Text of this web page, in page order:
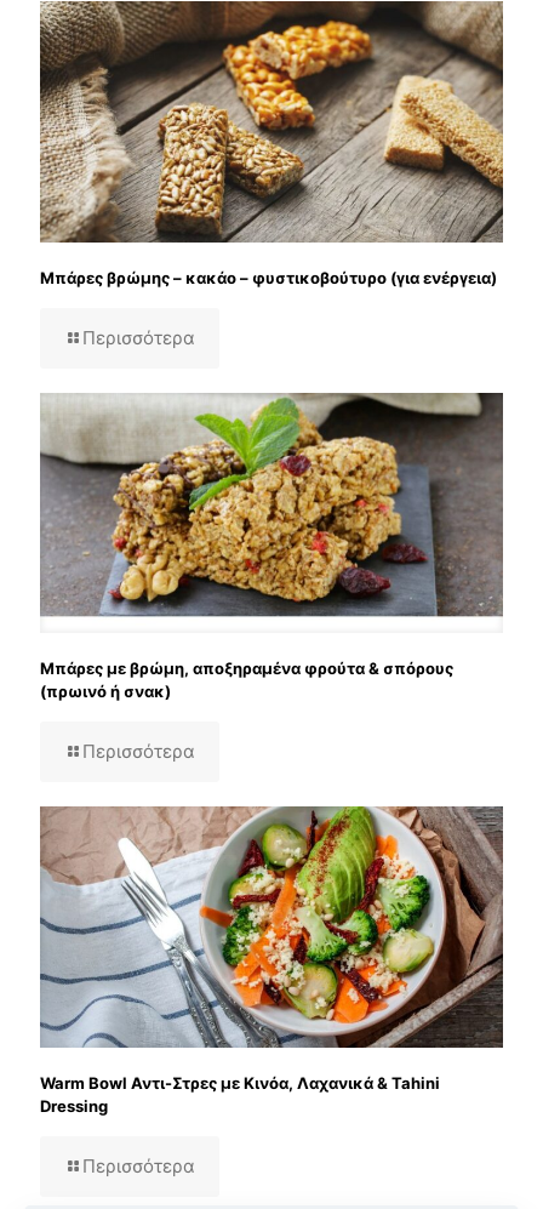
Μπάρες βρώμης – κακάο – φυστικοβούτυρο (για ενέργεια)
Περισσότερα
Μπάρες με βρώμη, αποξηραμένα φρούτα & σπόρους
(πρωινό ή σνακ)
Περισσότερα
Warm Bowl Αντι-Στρες με Κινόα, Λαχανικά & Tahini
Dressing
Περισσότερα